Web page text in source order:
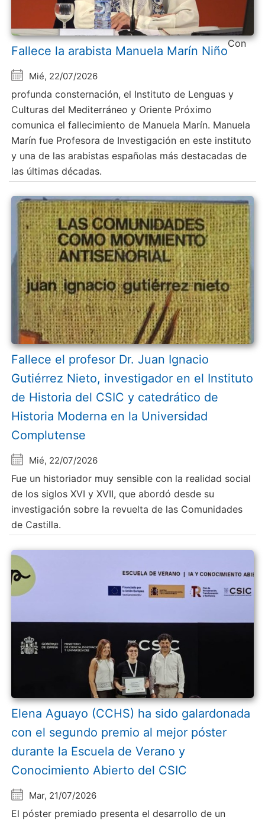
Fallece la arabista Manuela Marín Niño
Mié, 22/07/2026
Con
profunda consternación, el Instituto de Lenguas y
Culturas del Mediterráneo y Oriente Próximo
comunica el fallecimiento de Manuela Marín. Manuela
Marín fue Profesora de Investigación en este instituto
y una de las arabistas españolas más destacadas de
las últimas décadas.
Fallece el profesor Dr. Juan Ignacio
Gutiérrez Nieto, investigador en el Instituto
de Historia del CSIC y catedrático de
Historia Moderna en la Universidad
Complutense
Mié, 22/07/2026
Fue un historiador muy sensible con la realidad social
de los siglos XVI y XVII, que abordó desde su
investigación sobre la revuelta de las Comunidades
de Castilla.
Elena Aguayo (CCHS) ha sido galardonada
con el segundo premio al mejor póster
durante la Escuela de Verano y
Conocimiento Abierto del CSIC
Mar, 21/07/2026
El póster premiado presenta el desarrollo de un